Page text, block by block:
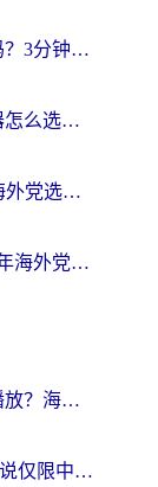
海外党必看：迅游和老王好用吗？3分钟选对加速国内网络的加速器
海外党必看：类似归雁的加速器怎么选？一篇搞定无缝访问国内资源
斧牛和极速穿梭VPN哪个好？海外党选回国加速器必看的真实对比与避坑指南
北美回国无缝访问国内资源：3年海外党亲测的加速器选择指南
在美国看世界杯当前地区不可播放？海外党体育观赛终极指南来了！
在澳大利亚看B站世界杯中文解说仅限中国大陆？这篇指南帮你打破限制看遍赛事